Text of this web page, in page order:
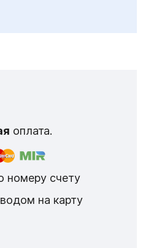
оплата.
номеру счету
на карту